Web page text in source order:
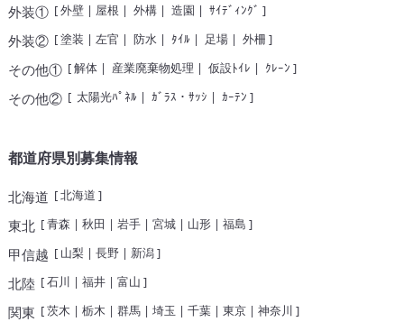
外装①[外壁| 屋根 | 外構| 造園 | ｻｲﾃﾞｨﾝｸﾞ ]
外装②[塗装 | 左官 | 防水 | ﾀｲﾙ | 足場| 外柵 ]
その他①[解体| 産業廃棄物処理 | 仮設ﾄｲﾚ | ｸﾚｰﾝ ]
その他②[ 太陽光ﾊﾟﾈﾙ | ｶﾞﾗｽ・ｻｯｼ | ｶｰﾃﾝ ]
都道府県別募集情報
北海道 [北海道 ]
東北 [青森 | 秋田 | 岩手| 宮城| 山形| 福島 ]
甲信越 [ 山梨 | 長野| 新潟]
北陸 [石川 | 福井| 富山 ]
関東 [茨木 | 栃木 | 群馬| 埼玉 | 千葉| 東京| 神奈川 ]